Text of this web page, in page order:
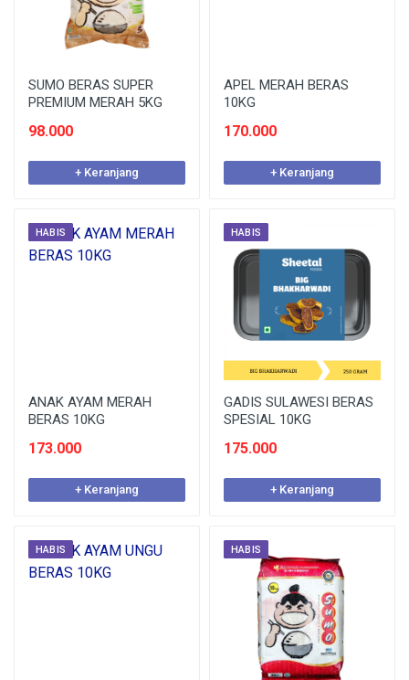
SUMO BERAS SUPER
PREMIUM MERAH 5KG
98.000
+ Keranjang
APEL MERAH BERAS
10KG
170.000
+ Keranjang
HABIS
ANAK AYAM MERAH
BERAS 10KG
173.000
+ Keranjang
HABIS
GADIS SULAWESI BERAS
SPESIAL 10KG
175.000
+ Keranjang
HABIS HABIS